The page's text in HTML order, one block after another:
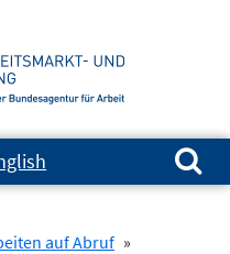
Suchen nach:
auf Abruf »